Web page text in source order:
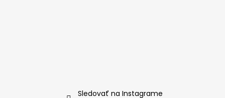
Sledovať na Instagrame